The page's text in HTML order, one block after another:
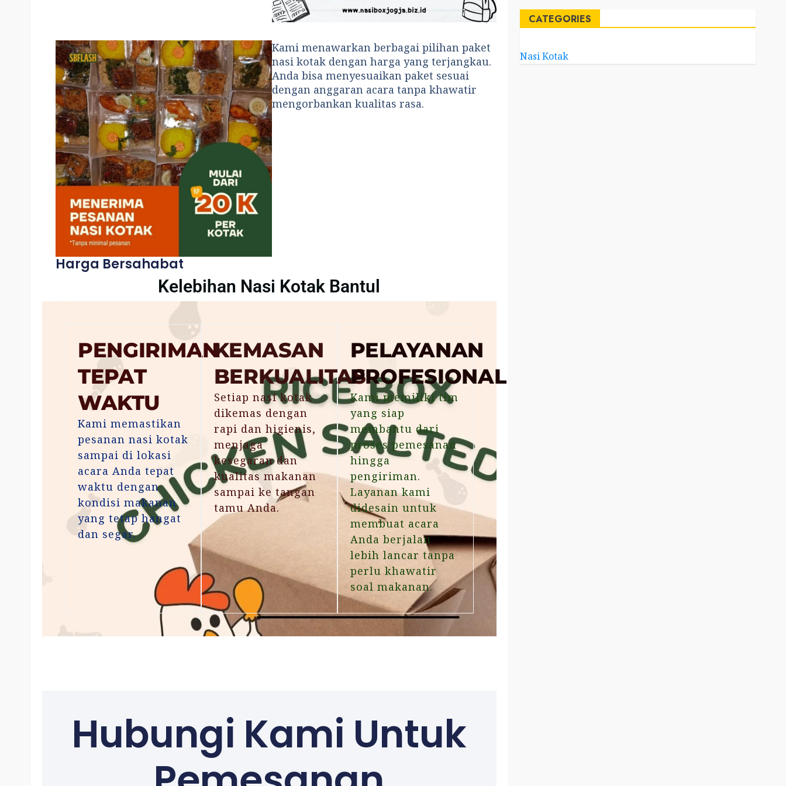
Harga Bersahabat
Kami menawarkan berbagai pilihan paket
nasi kotak dengan harga yang terjangkau.
Anda bisa menyesuaikan paket sesuai
dengan anggaran acara tanpa khawatir
mengorbankan kualitas rasa.
Kelebihan Nasi Kotak Bantul
PENGIRIMAN
TEPAT
WAKTU
Kami memastikan
pesanan nasi kotak
sampai di lokasi
acara Anda tepat
waktu dengan
kondisi makanan
yang tetap hangat
dan segar.
KEMASAN
BERKUALITAS
Setiap nasi kotak
dikemas dengan
rapi dan higienis,
menjaga
kesegaran dan
kualitas makanan
sampai ke tangan
tamu Anda.
PELAYANAN
PROFESIONAL
Kami memiliki tim
yang siap
membantu dari
proses pemesanan
hingga
pengiriman.
Layanan kami
didesain untuk
membuat acara
Anda berjalan
lebih lancar tanpa
perlu khawatir
soal makanan.
Hubungi Kami Untuk
CATEGORIES
Nasi Kotak